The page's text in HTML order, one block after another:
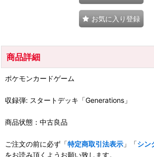
お気に入り登録
商品詳細
ポケモンカードゲーム
収録弾: スタートデッキ「Generations」
商品状態：中古良品
ご注文の前に必ず「特定商取引法表示 」「シン
をお読み頂くようお願い致します。